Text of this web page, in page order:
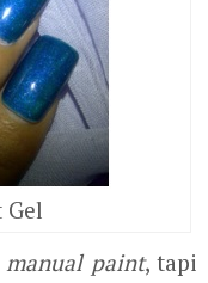
manual paint, tapi